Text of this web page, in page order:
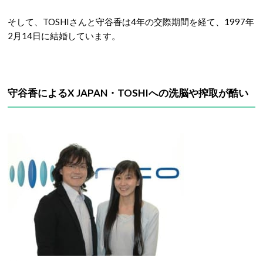
そして、TOSHIさんと守谷香は4年の交際期間を経て、1997年
2月14日に結婚しています。
守谷香によるX JAPAN・TOSHIへの洗脳や搾取が酷い